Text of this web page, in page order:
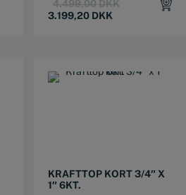
4.499,00DKKOriginal
3.199,20 DKK
Current
KRAFTTOP KORT 3/4″ X
1″ 6KT.